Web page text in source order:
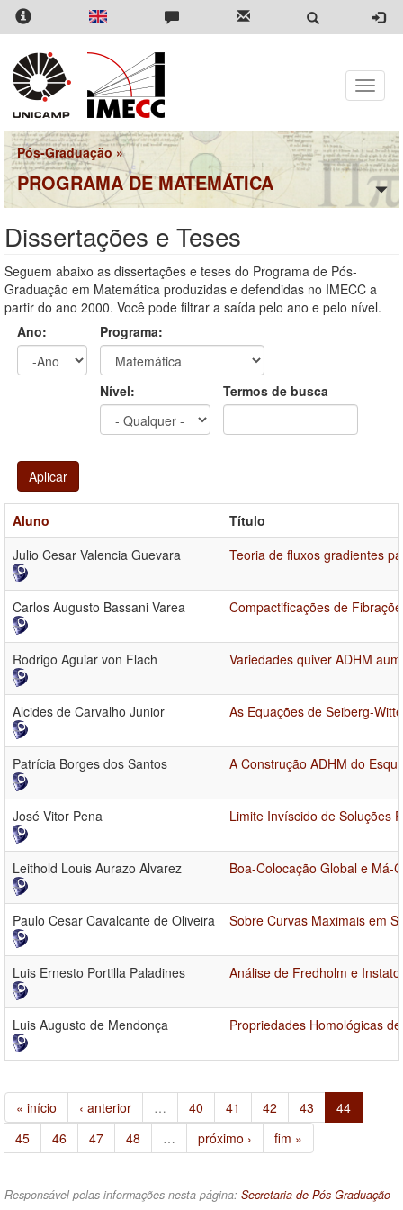
Pular
para
conteúdo
principal
Toggle
Pós-Graduação »
PROGRAMA DE MATEMÁTICA
Dissertações e Teses
Seguem abaixo as dissertações e teses do Programa de Pós-
Graduação em Matemática produzidas e defendidas no IMECC a
partir do ano 2000. Você pode filtrar a saída pelo ano e pelo nível.
Ano:
Programa:
Nível: Termos de busca
Aplicar
Aluno
Título
Julio Cesar Valencia Guevara
Teoria de fluxos gradientes
Carlos Augusto Bassani Varea Compactificações de
Rodrigo Aguiar von Flach Variedades quiver ADHM
Alcides de Carvalho Junior As Equações de Seiberg-
Patrícia Borges dos Santos A Construção ADHM do
José Vitor Pena Limite Invíscido de Soluções
Leithold Louis Aurazo Alvarez Boa-Colocação Global e Má-
Paulo Cesar Cavalcante de Oliveira Sobre Curvas Maximais em
Luis Ernesto Portilla Paladines Análise de Fredholm e
Luis Augusto de Mendonça Propriedades Homológicas
« início ‹ anterior … 40 41 42 43
44
45
46 47 48 … próximo › fim »
Responsável pelas informações nesta página: Secretaria de Pós-Graduação